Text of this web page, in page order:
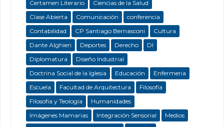
Certamen Literario
Ciencias de la Salud
Clase Abierta
Comunicación
conferencia
Contabilidad
CP Santiago Bernasconi
Cultura
Dante Alghieri
Deportes Derecho
DI
Diplomatura
Diseño Industrial
Doctrina Social de la Iglesia
Educación
Enfermeria
Escuela
Facultad de Arquitectura
Filosofía
Filosofía y Teología
Humanidades
Imágenes Mamarias
Integración Sensorial
Medios